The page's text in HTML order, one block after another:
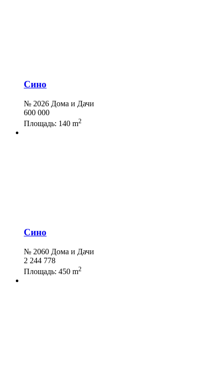
Сино
№ 2026 Дома и Дачи
600 000
Площадь: 140 m2
Сино
№ 2060 Дома и Дачи
2 244 778
Площадь: 450 m2